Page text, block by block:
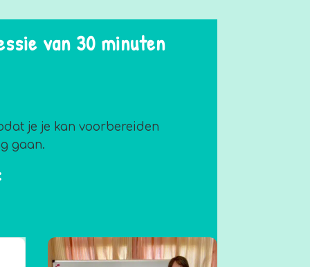
van 30 minuten
je je kan voorbereiden
gaan.